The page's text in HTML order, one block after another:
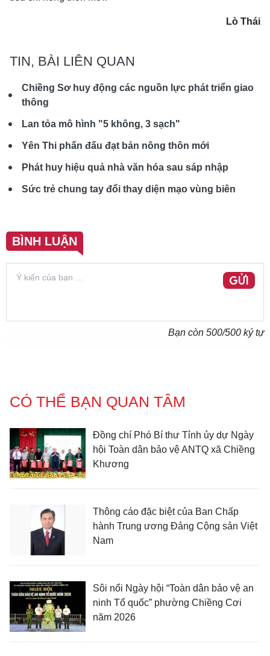
Lò Thái
TIN, BÀI LIÊN QUAN
Chiềng Sơ huy động các nguồn lực phát triển giao
thông
Lan tỏa mô hình "5 không, 3 sạch"
Yên Thi phấn đấu đạt bản nông thôn mới
Phát huy hiệu quả nhà văn hóa sau sáp nhập
Sức trẻ chung tay đổi thay diện mạo vùng biên
BÌNH LUẬN
GỬI
Bạn còn 500/500 ký tự
CÓ THỂ BẠN QUAN TÂM
Đồng chí Phó Bí thư Tỉnh ủy dự Ngày
hội Toàn dân bảo vệ ANTQ xã Chiềng
Khương
Thông cáo đặc biệt của Ban Chấp
hành Trung ương Đảng Cộng sản Việt
Nam
Sôi nổi Ngày hội “Toàn dân bảo vệ an
ninh Tổ quốc” phường Chiềng Cơi
năm 2026